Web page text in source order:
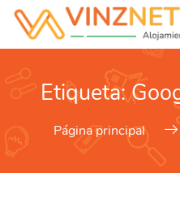
Etiqueta:
Página principal